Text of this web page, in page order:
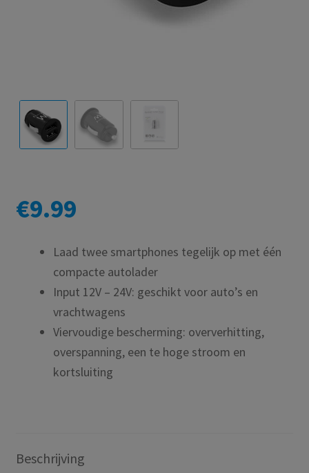
€9.99
Laad twee smartphones tegelijk op met één
compacte autolader
Input 12V – 24V: geschikt voor auto’s en
vrachtwagens
Viervoudige bescherming: oververhitting,
overspanning, een te hoge stroom en
kortsluiting
Beschrijving